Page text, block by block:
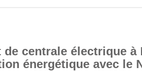
centrale électrique à
énergétique avec le